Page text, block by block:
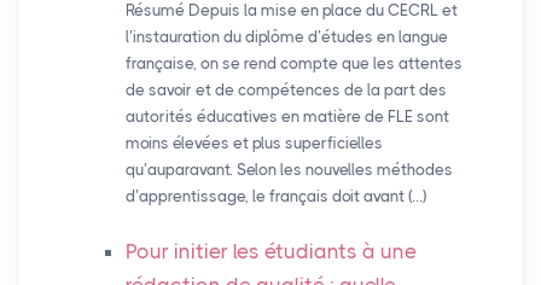
Résumé Depuis la mise en place du CECRL et
l’instauration du diplôme d’études en langue
française, on se rend compte que les attentes
de savoir et de compétences de la part des
autorités éducatives en matière de FLE sont
moins élevées et plus superficielles
qu’auparavant. Selon les nouvelles méthodes
d’apprentissage, le français doit avant (…)
Pour initier les étudiants à une